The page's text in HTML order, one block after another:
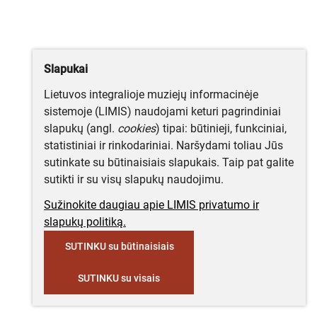
Slapukai
Lietuvos integralioje muziejų informacinėje
sistemoje (LIMIS) naudojami keturi pagrindiniai
slapukų (angl. cookies) tipai: būtinieji, funkciniai,
statistiniai ir rinkodariniai. Naršydami toliau Jūs
sutinkate su būtinaisiais slapukais. Taip pat galite
sutikti ir su visų slapukų naudojimu.
Sužinokite daugiau apie LIMIS privatumo ir
slapukų politiką.
SUTINKU su būtinaisiais
SUTINKU su visais